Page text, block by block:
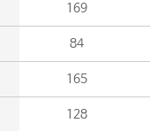
169
84
165
128